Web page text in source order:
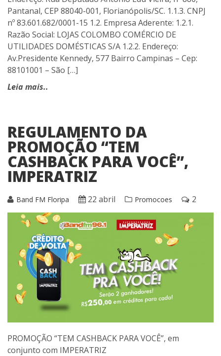
Pantanal, CEP 88040-001, Florianópolis/SC. 1.1.3. CNPJ
nº 83.601.682/0001-15 1.2. Empresa Aderente: 1.2.1.
Razão Social: LOJAS COLOMBO COMÉRCIO DE
UTILIDADES DOMÉSTICAS S/A 1.2.2. Endereço:
Av.Presidente Kennedy, 577 Bairro Campinas – Cep:
88101001 – São […]
Leia mais..
REGULAMENTO DA
PROMOÇÃO “TEM
CASHBACK PARA VOCÊ”,
IMPERATRIZ
Band FM Floripa 22 abril Promocoes 2
PROMOÇÃO “TEM CASHBACK PARA VOCÊ”, em
conjunto com IMPERATRIZ